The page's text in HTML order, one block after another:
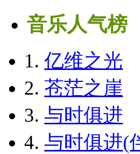
音乐人气榜
1. 亿维之光
2. 苍茫之崖
3. 与时俱进
4. 与时俱进(